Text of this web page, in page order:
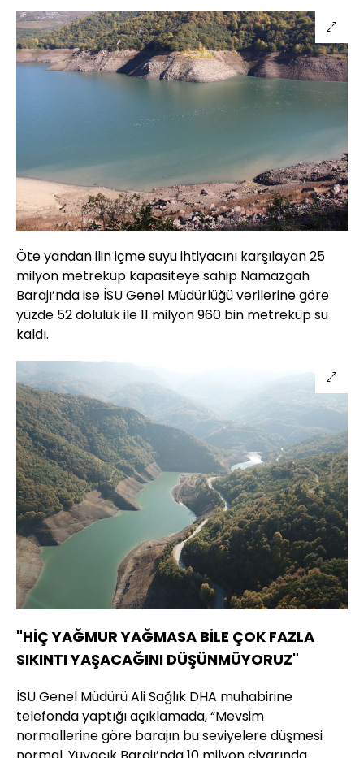
Öte yandan ilin içme suyu ihtiyacını karşılayan 25
milyon metreküp kapasiteye sahip Namazgah
Barajı’nda ise İSU Genel Müdürlüğü verilerine göre
yüzde 52 doluluk ile 11 milyon 960 bin metreküp su
kaldı.
"HİÇ YAĞMUR YAĞMASA BİLE ÇOK FAZLA
SIKINTI YAŞACAĞINI DÜŞÜNMÜYORUZ"
İSU Genel Müdürü Ali Sağlık DHA muhabirine
telefonda yaptığı açıklamada, “Mevsim
normallerine göre barajın bu seviyelere düşmesi